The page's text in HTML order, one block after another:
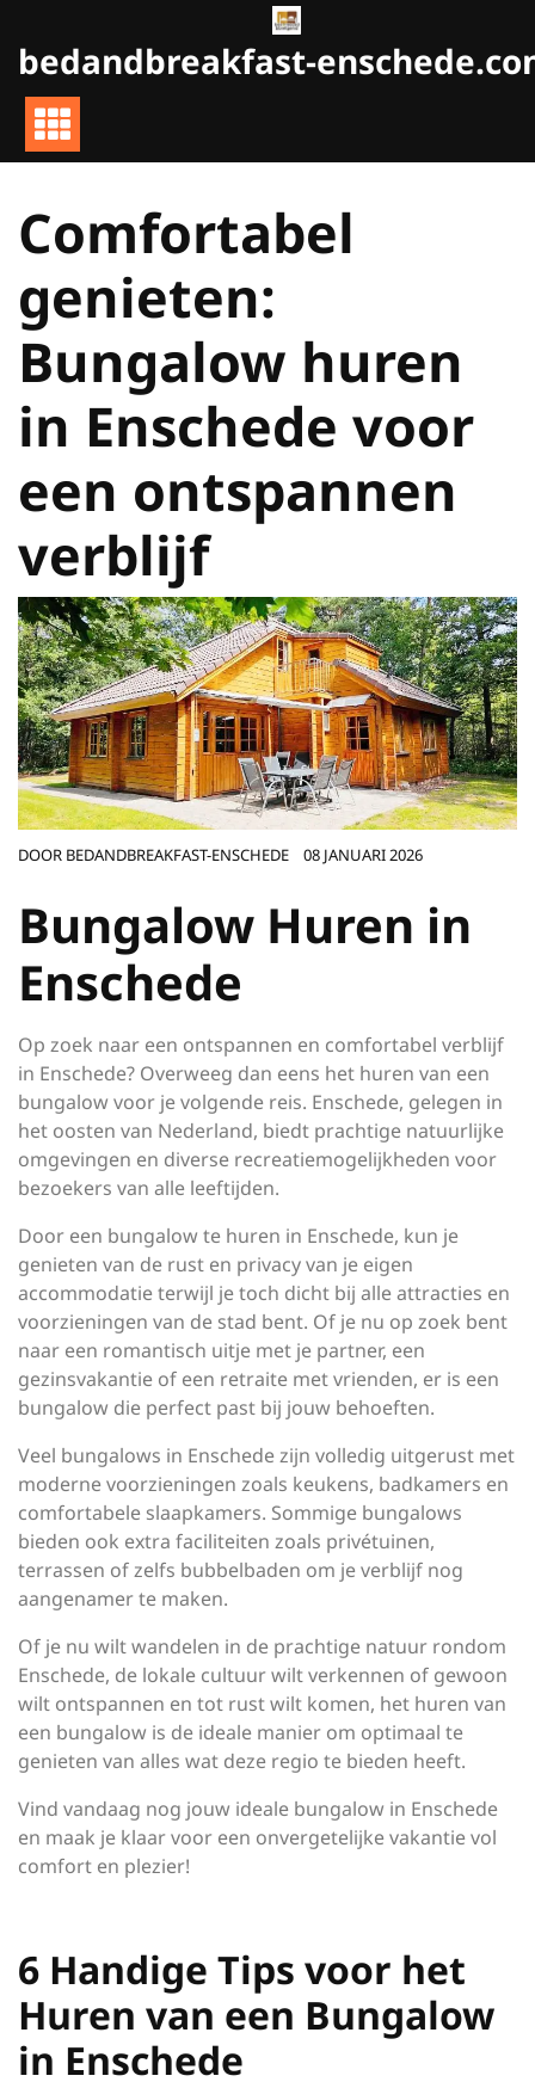
de
inhoud
gaan
bedandbreakfast-
Comfortabel
genieten:
Bungalow huren
in Enschede voor
een ontspannen
verblijf
DOOR BEDANDBREAKFAST-ENSCHEDE 08 JANUARI 2026
Bungalow Huren in
Enschede
Op zoek naar een ontspannen en comfortabel verblijf
in Enschede? Overweeg dan eens het huren van een
bungalow voor je volgende reis. Enschede, gelegen in
het oosten van Nederland, biedt prachtige natuurlijke
omgevingen en diverse recreatiemogelijkheden voor
bezoekers van alle leeftijden.
Door een bungalow te huren in Enschede, kun je
genieten van de rust en privacy van je eigen
accommodatie terwijl je toch dicht bij alle attracties en
voorzieningen van de stad bent. Of je nu op zoek bent
naar een romantisch uitje met je partner, een
gezinsvakantie of een retraite met vrienden, er is een
bungalow die perfect past bij jouw behoeften.
Veel bungalows in Enschede zijn volledig uitgerust met
moderne voorzieningen zoals keukens, badkamers en
comfortabele slaapkamers. Sommige bungalows
bieden ook extra faciliteiten zoals privétuinen,
terrassen of zelfs bubbelbaden om je verblijf nog
aangenamer te maken.
Of je nu wilt wandelen in de prachtige natuur rondom
Enschede, de lokale cultuur wilt verkennen of gewoon
wilt ontspannen en tot rust wilt komen, het huren van
een bungalow is de ideale manier om optimaal te
genieten van alles wat deze regio te bieden heeft.
Vind vandaag nog jouw ideale bungalow in Enschede
en maak je klaar voor een onvergetelijke vakantie vol
comfort en plezier!
6 Handige Tips voor het
Huren van een Bungalow
in Enschede